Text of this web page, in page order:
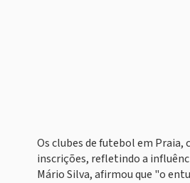
Os clubes de futebol em
inscrições, refletindo a
Mário Silva, afirmou que "o